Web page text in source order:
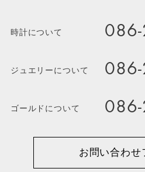
時計について
ジュエリーについて
ゴールドについて
お問い合わせ